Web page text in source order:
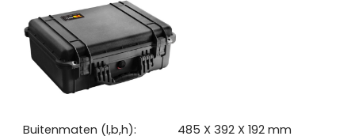
Buitenmaten (l,b,h):
485 X 392 X 192 mm